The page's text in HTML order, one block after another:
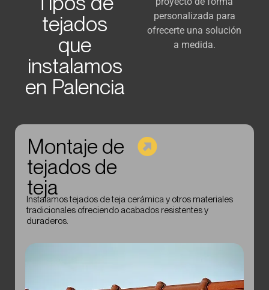
tejados
que
instalamos
en Palencia
personalizada para
ofrecerte una solución
a medida.
Montaje de
tejados de
teja
Instalamos tejados de teja cerámica y otros materiales
tradicionales ofreciendo acabados resistentes y
duraderos.